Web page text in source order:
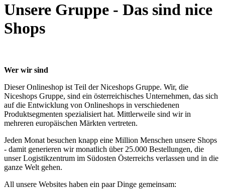
Unsere Gruppe - Das sind nice
Shops
Wer wir sind
Dieser Onlineshop ist Teil der Niceshops Gruppe. Wir, die
Niceshops Gruppe, sind ein österreichisches Unternehmen, das sich
auf die Entwicklung von Onlineshops in verschiedenen
Produktsegmenten spezialisiert hat. Mittlerweile sind wir in
mehreren europäischen Märkten vertreten.
Jeden Monat besuchen knapp eine Million Menschen unsere Shops
- damit generieren wir monatlich über 25.000 Bestellungen, die
unser Logistikzentrum im Südosten Österreichs verlassen und in die
ganze Welt gehen.
All unsere Websites haben ein paar Dinge gemeinsam: